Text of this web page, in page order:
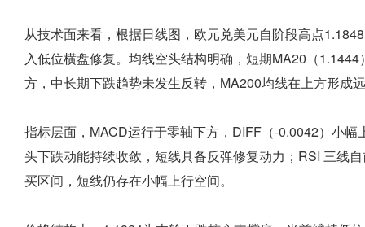
从技术面来看，根据日线图，欧元兑美元自阶段高点
入低位横盘修复。均线空头结构明确，短期MA20（
方，中长期下跌趋势未发生反转，MA200均线在上方形成
指标层面，MACD运行于零轴下方，DIFF（-0.0042）小
头下跌动能持续收敛，短线具备反弹修复动力；RSI 三线
买区间，短线仍存在小幅上行空间。